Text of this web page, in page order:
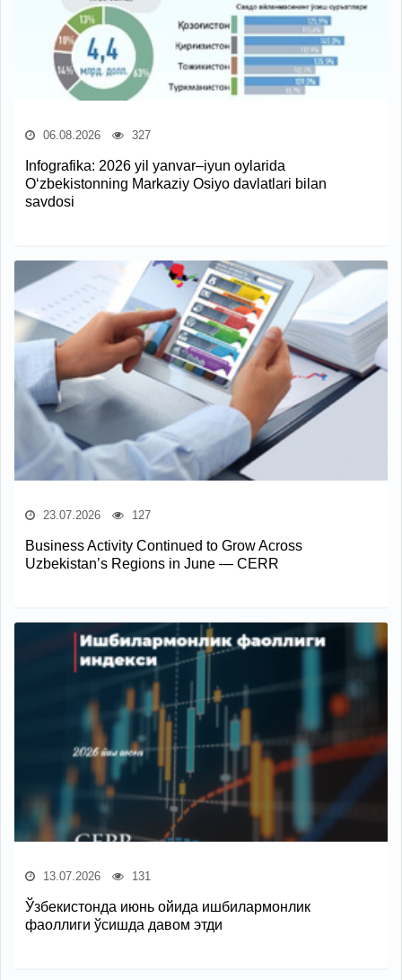
06.08.2026 327
Infografika: 2026 yil yanvar–iyun oylarida
O‘zbekistonning Markaziy Osiyo davlatlari bilan
savdosi
23.07.2026 127
Business Activity Continued to Grow Across
Uzbekistan’s Regions in June — CERR
13.07.2026 131
Ўзбекистонда июнь ойида ишбилармонлик
фаоллиги ўсишда давом этди